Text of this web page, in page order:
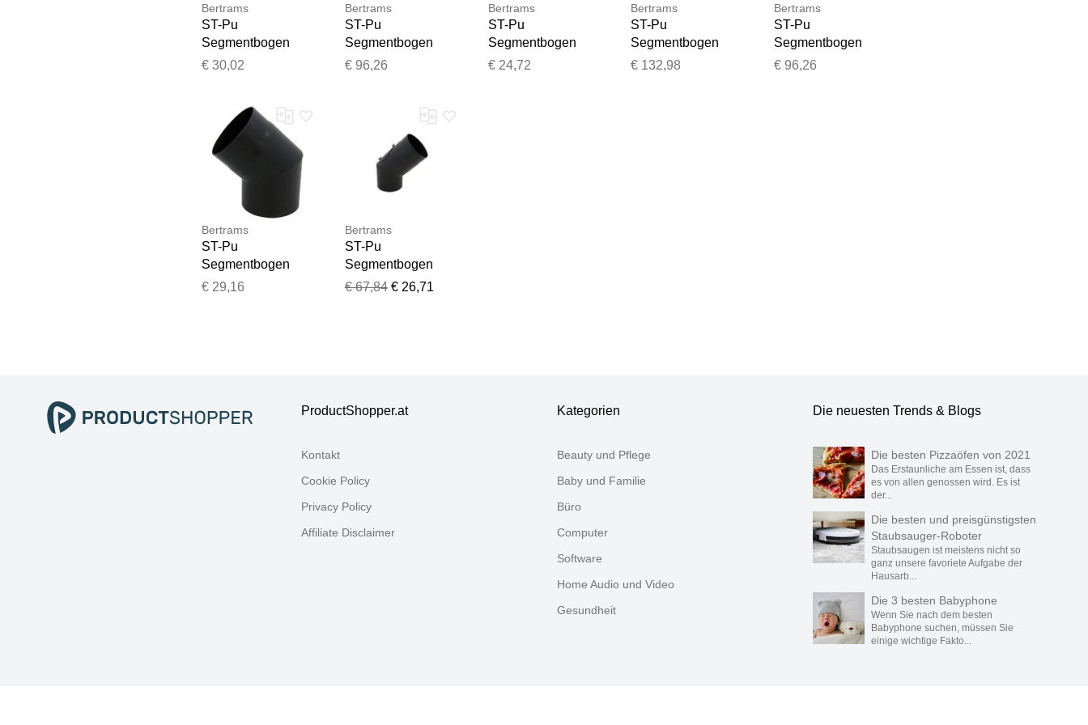
Bertrams
ST-Pu
Segmentbogen
08SB45-200L 45°,
pulverbeschichtet,
schwarz
€ 30,02
Bertrams
ST-Pu
Segmentbogen
08SB45-225L 45°,
pulverbeschichtet,
€ 96,26
Bertrams
ST-Pu
Segmentbogen
08SB45-120L 45°,
€ 24,72
Bertrams
ST-Pu
Segmentbogen
08SB45-300L 45°,
€ 132,98
Bertrams
ST-Pu
Segmentbogen
08SB45-250L 45°,
€ 96,26
Bertrams
ST-Pu
Segmentbogen
08SB45-180L 45°,
€ 29,16
Bertrams
ST-Pu
Segmentbogen
08SBRV45-160L
€ 67,84 € 26,71
ProductShopper.at
Kontakt
Cookie Policy
Privacy Policy
Affiliate Disclaimer
Kategorien
Beauty und Pflege
Baby und Familie
Büro
Computer
Software
Home Audio und Video
Gesundheit
Die neuesten Trends & Blogs
Die besten Pizzaöfen von 2021
Das Erstaunliche am Essen ist, dass
es von allen genossen wird. Es ist
der...
Die besten und preisgünstigsten
Staubsauger-Roboter
Staubsaugen ist meistens nicht so
ganz unsere favoriete Aufgabe der
Hausarb...
Die 3 besten Babyphone
Wenn Sie nach dem besten
Babyphone suchen, müssen Sie
einige wichtige Fakto...